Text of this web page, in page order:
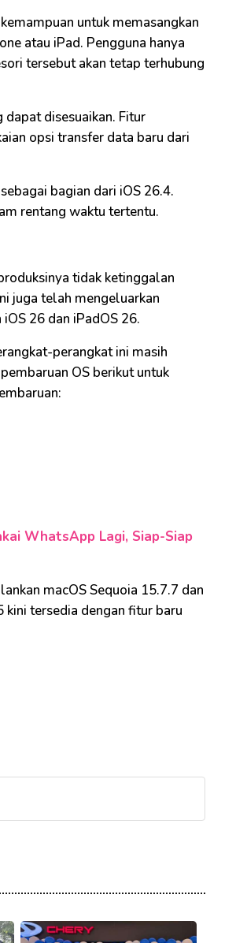
untuk memasangkan
atau iPad. ​​Pengguna hanya
tersebut akan tetap terhubung
disesuaikan. Fitur
opsi transfer data baru dari
bagian dari iOS 26.4.
rentang waktu tertentu.
tidak ketinggalan
juga telah mengeluarkan
26 dan iPadOS 26.
perangkat ini masih
OS berikut untuk
WhatsApp Lagi, Siap-Siap
macOS Sequoia 15.7.7 dan
kini tersedia dengan fitur baru